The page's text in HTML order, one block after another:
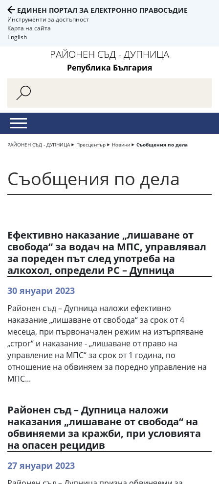
ЕДИНЕН ПОРТАЛ ЗА ЕЛЕКТРОННО ПРАВОСЪДИЕ
Инструменти за достъпност
Карта на сайта
English
РАЙОНЕН СЪД - ДУПНИЦА
Република България
РАЙОНЕН СЪД - ДУПНИЦА Пресцентър Новини Съобщения по дела
Съобщения по дела
Ефективно наказание „лишаване от
свобода“ за водач на МПС, управлявал
за пореден път след употреба на
алкохол, определи РС – Дупница
30 януари 2023
Районен съд – Дупница наложи ефективно
наказание „лишаване от свобода“ за срок от 4
месеца, при първоначален режим на изтърпяване
„строг“ и наказание - „лишаване от право на
управление на МПС“ за срок от 1 година, по
отношение на обвиняем за поредно управление на
МПС...
Районен съд – Дупница наложи
наказания „лишаване от свобода“ на
обвиняеми за кражби, при условията
на опасен рецидив
27 януари 2023